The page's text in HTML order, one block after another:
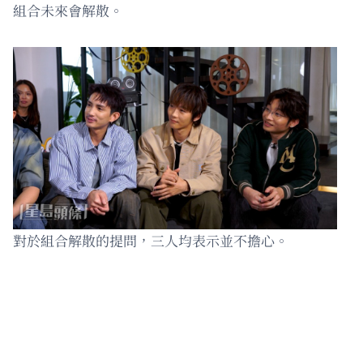
組合未來會解散。
對於組合解散的提問，三人均表示並不擔心。